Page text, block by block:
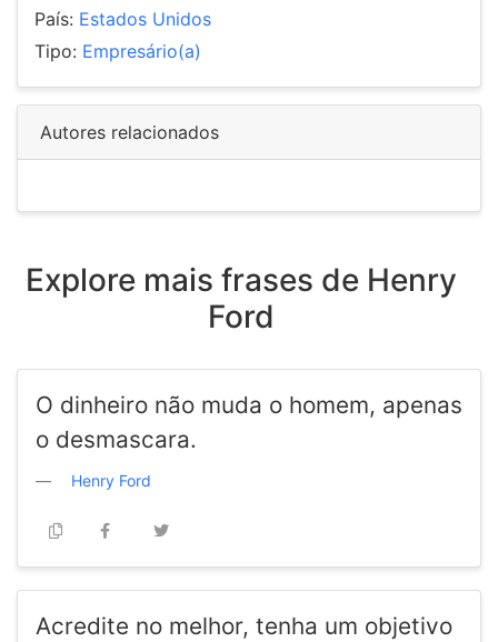
País: Estados Unidos
Tipo: Empresário(a)
Autores relacionados
Explore mais frases de Henry
Ford
O dinheiro não muda o homem, apenas
o desmascara.
Henry Ford
Acredite no melhor, tenha um objetivo